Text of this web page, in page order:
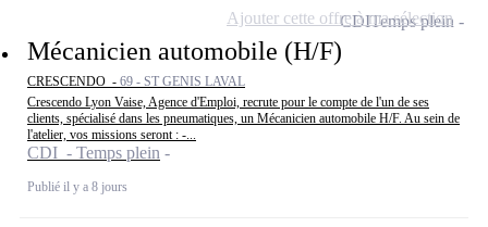
Mécanicien automobile (H/F)
CRESCENDO - 69 - ST GENIS LAVAL
Crescendo Lyon Vaise, Agence d'Emploi, recrute pour le compte de l'un de ses
clients, spécialisé dans les pneumatiques, un Mécanicien automobile H/F. Au sein de
l'atelier, vos missions seront : -...
CDI - Temps plein
Publié il y a 8 jours
CDITemps plein
Ajouter cette offre à ma sélection